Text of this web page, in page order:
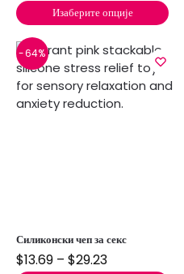
Изаберите опције
-64%
Силиконски чеп за секс
$13.69 – $29.23